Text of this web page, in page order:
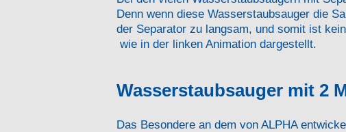
Denn wenn diese Wasserstaubsauger die
der Separator zu langsam, und somit ist
wie in der linken Animation dargestellt.
Wasserstaubsauger mit 2
Das Besondere an dem von ALPHA